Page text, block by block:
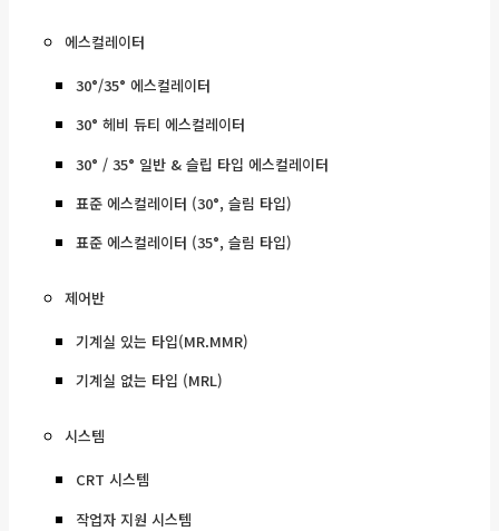
에스컬레이터
30°/35° 에스컬레이터
30° 헤비 듀티 에스컬레이터
30° / 35° 일반 & 슬립 타입 에스컬레이터
표준 에스컬레이터 (30°, 슬림 타입)
표준 에스컬레이터 (35°, 슬림 타입)
제어반
기계실 있는 타입(MR.MMR)
기계실 없는 타입 (MRL)
시스템
CRT 시스템
작업자 지원 시스템